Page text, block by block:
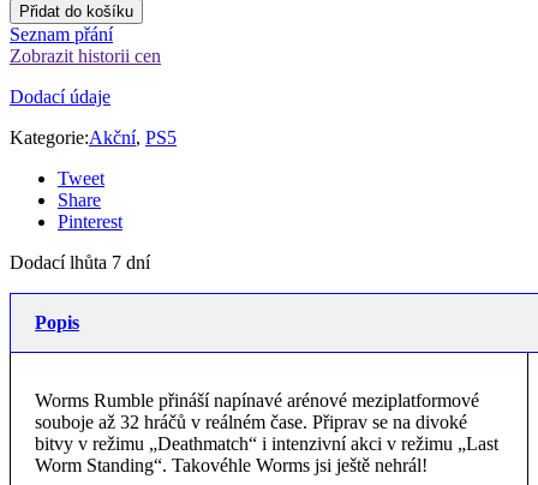
Přidat do košíku
Seznam přání
Zobrazit historii cen
Dodací údaje
Kategorie:Akční, PS5
Tweet
Share
Pinterest
Dodací lhůta 7 dní
Popis
Worms Rumble přináší napínavé arénové meziplatformové
souboje až 32 hráčů v reálném čase. Připrav se na divoké
bitvy v režimu „Deathmatch“ i intenzivní akci v režimu „Last
Worm Standing“. Takovéhle Worms jsi ještě nehrál!